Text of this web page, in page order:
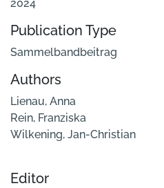
2024
Publication Type
Sammelbandbeitrag
Authors
Lienau, Anna
Rein, Franziska
Wilkening, Jan-Christian
Editor